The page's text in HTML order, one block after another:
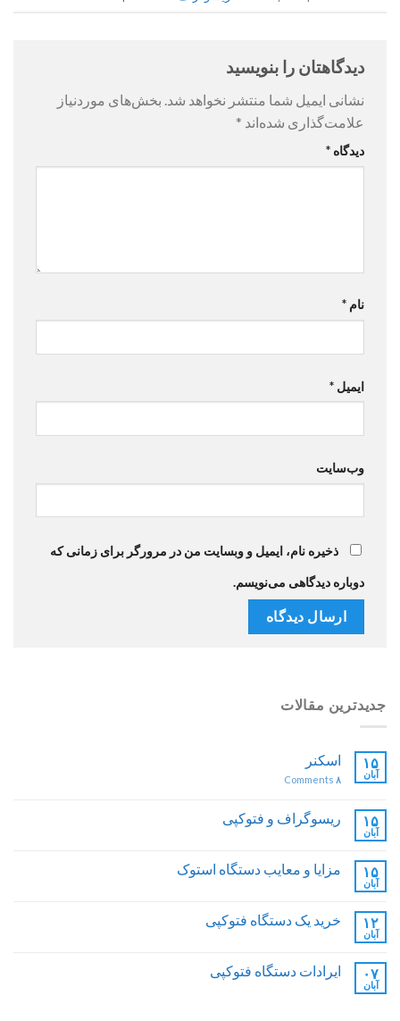
جدیدترین مقالات
۱۵
آبان
اسکنر
۸
۱۵
آبان
ریسوگراف و فتوکپی
۱۵
آبان
مزایا و معایب دستگاه استوک
۱۲
آبان
خرید یک دستگاه فتوکپی
۰۷
آبان
ایرادات دستگاه فتوکپی
دیدگاهتان را بنویسید
نشانی ایمیل شما منتشر نخواهد شد. بخش‌های موردنیاز
علامت‌گذاری شده‌اند *
دیدگاه *
نام *
ایمیل *
وب‌سایت
ذخیره نام، ایمیل و وبسایت من در مرورگر برای زمانی که
دوباره دیدگاهی می‌نویسم.